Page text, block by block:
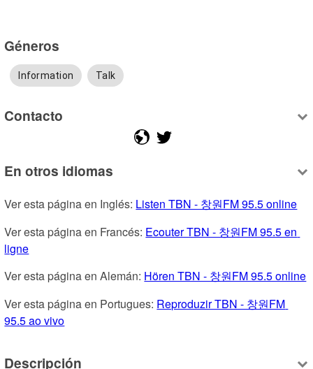
Géneros
Information Talk
Contacto
En otros idiomas
Ver esta página en Inglés: Listen TBN - 창원FM 95.5 online
Ver esta página en Francés: Ecouter TBN - 창원FM 95.5 en
ligne
Ver esta página en Alemán: Hören TBN - 창원FM 95.5 online
Ver esta página en Portugues: Reproduzir TBN - 창원FM
95.5 ao vivo
Descripción